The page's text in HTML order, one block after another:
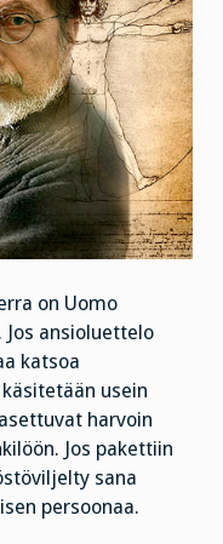
on Uomo
Jos ansioluettelo
katsoa
usein
harvoin
Jos pakettiin
sana
persoonaa.